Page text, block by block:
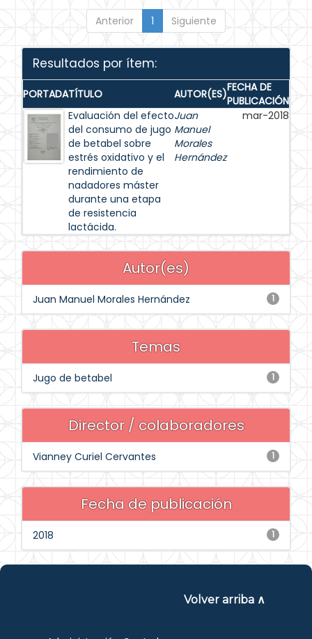
Anterior 1 Siguiente
Resultados por ítem:
PORTADATÍTULO AUTOR(ES)FECHA DE
PUBLICACIÓN
Evaluación del efecto
del consumo de jugo
de betabel sobre
estrés oxidativo y el
rendimiento de
nadadores máster
durante una etapa
de resistencia
lactácida.
Juan
Manuel
Morales
Hernández
mar-2018
Autor(es)
1
Juan Manuel Morales Hernández
Temas
1
Jugo de betabel
Director / colaboradores
1
Vianney Curiel Cervantes
Fecha de publicación
1
2018
Volver arriba ∧